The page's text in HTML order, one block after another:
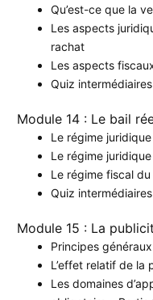
Qu’est-ce que la
Les aspects
rachat
Les aspects
Quiz intermédiaires
Module 14 : Le bail
Le régime
Le régime
Le régime fiscal
Quiz intermédiaires
Module 15 : La
Principes
L’effet relatif de la
Les domaines